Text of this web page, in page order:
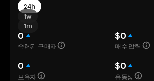
24h
1w
1m
0
숙련된 구매자
$0
매수 압력
0
보유자
$0
유동성